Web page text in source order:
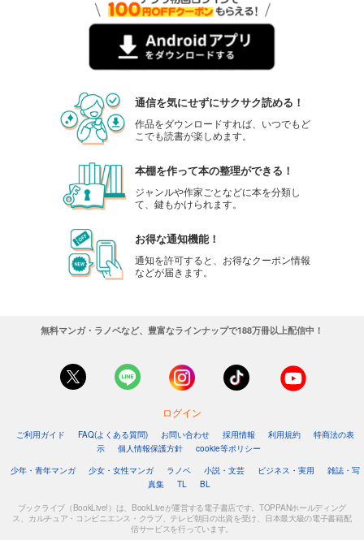
通信を気にせずにサクサク読める！
作品をダウンロードすれば、いつでもど
こでも読書が楽しめます。
本棚を作って本の整理ができる！
ジャンルや作家ごとなどに本を分類し
て、鍵もかけられます。
お得な通知機能！
通知を許可すると、お得なクーポン情報
などが届きます。
無料マンガ・ラノベなど、豊富なラインナップで188万冊以上配信中！
ログイン
ご利用ガイド FAQ(よくある質問) お問い合わせ 採用情報 利用規約
特商法の表
示
個人情報保護方針
cookie等ポリシー
少年・青年マンガ
少女・女性マンガ ラノベ 小説・文芸 ビジネス・実用
雑誌・写
真集
TL BL
ブックライブ（BookLive!）は、BookLiveが運営する電子書店です。TOPPANホールディング
ス、カルチュア・コンビニエンス・クラブ、テレビ朝日の出資を受け、日本最大級の電子書籍配
信サービスを行っています。